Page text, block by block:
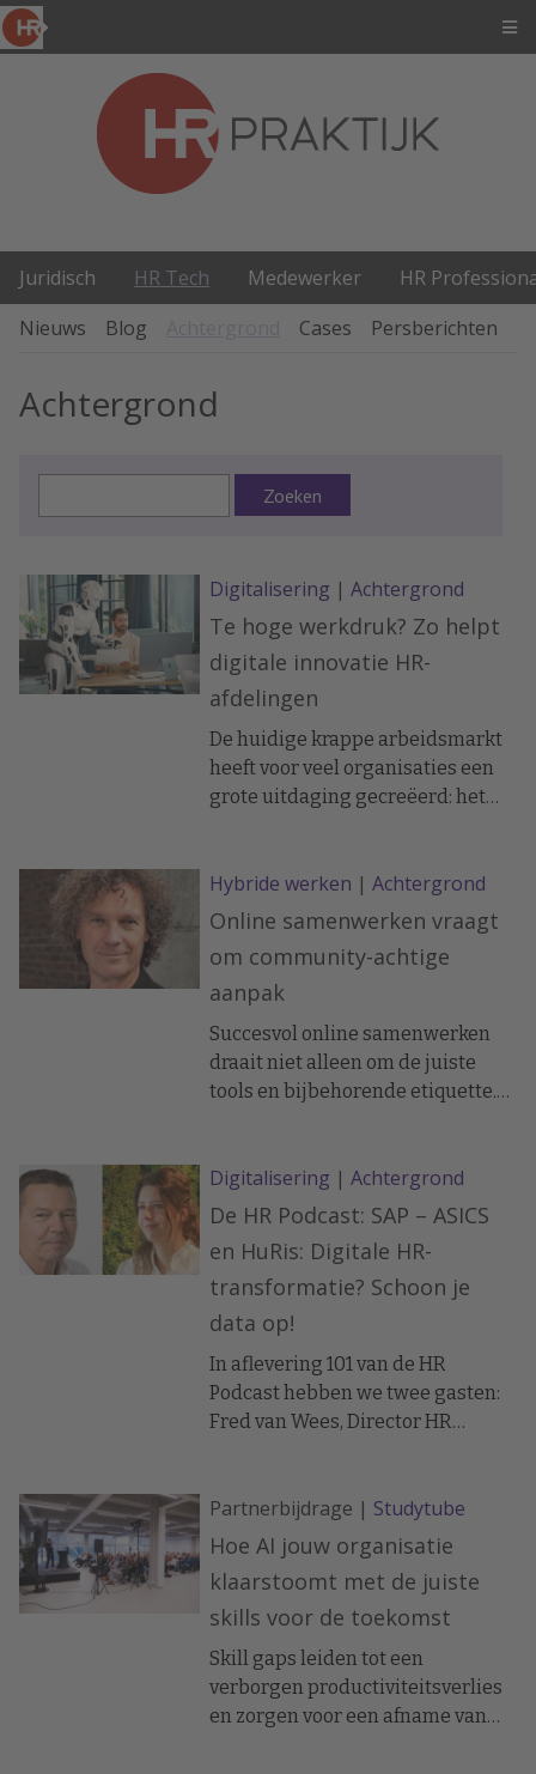
Juridisch HR Tech Medewerker
HR
Nieuws
Blog Cases Persberichten
Achtergrond
Zoeken
Digitalisering | Achtergrond
Te hoge werkdruk? Zo helpt
digitale innovatie HR-
afdelingen
De huidige krappe arbeidsmarkt
heeft voor veel organisaties een
grote uitdaging gecreëerd: het
(te) hoge werkdruk voor de
bestaande teams. Wat zijn de
gevolgen voor werknemers én
organisaties? En hoe kan
technologie helpen om deze druk
te verlichten? Lees er meer over in
dit artikel.
Hybride werken | Achtergrond
Online samenwerken vraagt
om community-achtige
aanpak
Succesvol online samenwerken
draait niet alleen om de juiste
tools en bijbehorende etiquette.
stelt Kristian Esser in zijn boek
‘Waar is je online kantoor?’. Hij
aanpak.
Digitalisering | Achtergrond
De HR Podcast: SAP – ASICS
en HuRis: Digitale HR-
transformatie? Schoon je
data op!
In aflevering 101 van de HR
Podcast hebben we twee gasten:
⁠Fred van Wees⁠, Director HR
en ⁠Anne van Vugt⁠,
Accountmanager en SAP
SuccessFactors Consultant bij
implementatiepartner HuRis.
Partnerbijdrage | Studytube
Hoe AI jouw organisatie
klaarstoomt met de juiste
skills voor de toekomst
Skill gaps leiden tot een
verborgen productiviteitsverlies
en zorgen voor een afname van